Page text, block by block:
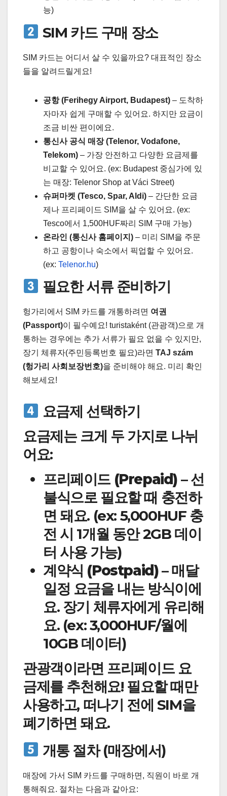
능)
SIM 카드 구매 장소
SIM 카드는 어디서 살 수 있을까요? 대표적인 장소
들을 알려드릴게요!
공항 (Ferihegy Airport, Budapest) – 도착하
자마자 쉽게 구매할 수 있어요. 하지만 요금이
조금 비싼 편이에요.
통신사 공식 매장 (Telenor, Vodafone,
Telekom) – 가장 안전하고 다양한 요금제를
비교할 수 있어요. (ex: Budapest 중심가에 있
는 매장: Telenor Shop at Váci Street)
슈퍼마켓 (Tesco, Spar, Aldi) – 간단한 요금
제나 프리페이드 SIM을 살 수 있어요. (ex:
Tesco에서 1,500HUF짜리 SIM 구매 가능)
온라인 (통신사 홈페이지) – 미리 SIM을 주문
하고 공항이나 숙소에서 픽업할 수 있어요.
(ex: Telenor.hu)
필요한 서류 준비하기
헝가리에서 SIM 카드를 개통하려면 여권
(Passport)이 필수예요! turistaként (관광객)으로 개
통하는 경우에는 추가 서류가 필요 없을 수 있지만,
장기 체류자(주민등록번호 필요)라면 TAJ szám
(헝가리 사회보장번호)을 준비해야 해요. 미리 확인
해보세요!
요금제 선택하기
요금제는 크게 두 가지로 나뉘
어요:
프리페이드 (Prepaid) – 선
불식으로 필요할 때 충전하
면 돼요. (ex: 5,000HUF 충
전 시 1개월 동안 2GB 데이
터 사용 가능)
계약식 (Postpaid)– 매달
일정 요금을 내는 방식이에
요. 장기 체류자에게 유리해
요. (ex: 3,000HUF/월에
10GB 데이터)
관광객이라면 프리페이드 요
금제를 추천해요! 필요할 때만
사용하고, 떠나기 전에 SIM을
폐기하면 돼요.
개통 절차 (매장에서)
매장에 가서 SIM 카드를 구매하면, 직원이 바로 개
통해줘요. 절차는 다음과 같아요: